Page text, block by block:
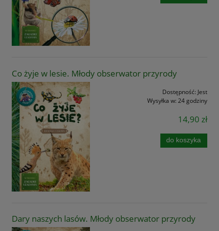
Co żyje w lesie. Młody obserwator przyrody
Dostępność: Jest
Wysyłka w: 24 godziny
14,90 zł
do koszyka
Dary naszych lasów. Młody obserwator przyrody